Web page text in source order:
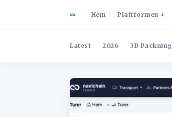
Hem Plattformen
Latest 2026 3D Packning